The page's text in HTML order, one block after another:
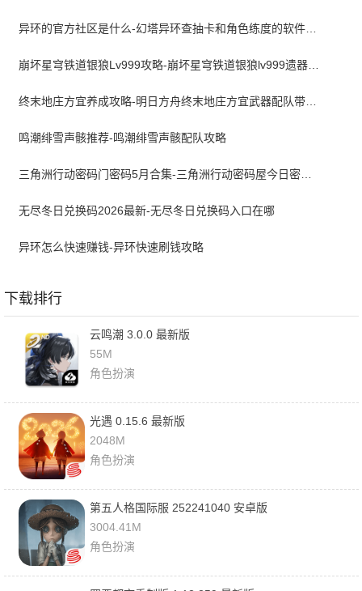
异环的官方社区是什么-幻塔异环查抽卡和角色练度的软件叫什么
崩坏星穹铁道银狼Lv999攻略-崩坏星穹铁道银狼lv999遗器词条带什么
终末地庄方宜养成攻略-明日方舟终末地庄方宜武器配队带什么
鸣潮绯雪声骸推荐-鸣潮绯雪声骸配队攻略
三角洲行动密码门密码5月合集-三角洲行动密码屋今日密码大全2026最新5月
无尽冬日兑换码2026最新-无尽冬日兑换码入口在哪
异环怎么快速赚钱-异环快速刷钱攻略
下载排行
云鸣潮 3.0.0 最新版
55M
角色扮演
光遇 0.15.6 最新版
2048M
角色扮演
第五人格国际服 252241040 安卓版
3004.41M
角色扮演